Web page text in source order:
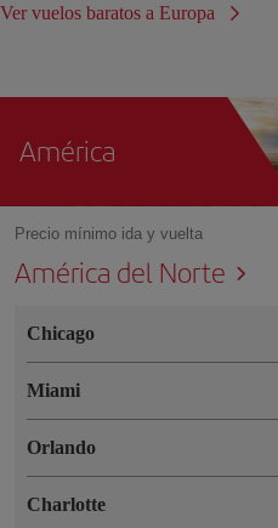
Ver vuelos baratos a Europa
América
Precio mínimo ida y vuelta
América del Norte
Chicago
Miami
Orlando
Charlotte